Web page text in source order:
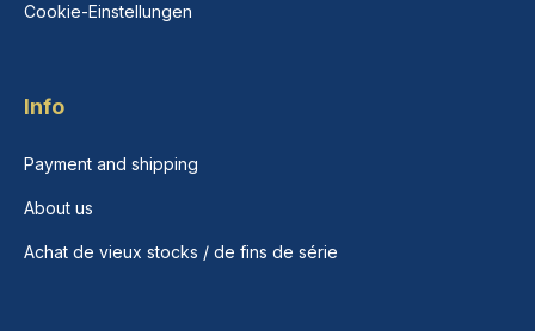
Cookie-Einstellungen
Info
Payment and shipping
About us
Achat de vieux stocks / de fins de série